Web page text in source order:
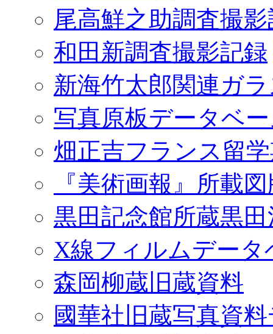
尾高鮮之助調査撮
和田新調査撮影記録
新海竹太郎関連ガ
写真原板データベ
畑正吉フランス留
『美術画報』所載
黒田記念館所蔵黒
X線フィルムデータ
森岡柳蔵旧蔵資料
國華社旧蔵写真資